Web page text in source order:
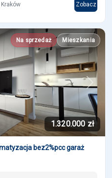
Zobacz
Na sprzedaż Mieszkania
Next
1.320.000 zł
bez2%pcc garaż